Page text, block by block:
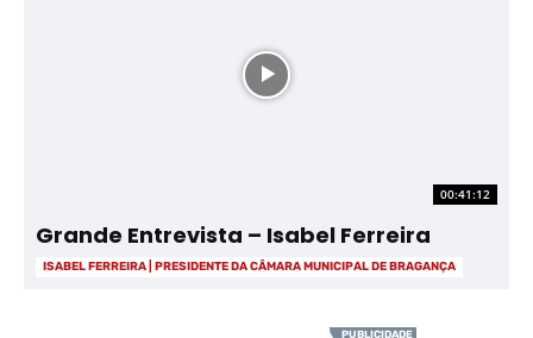
00:41:12
Grande Entrevista – Isabel Ferreira
ISABEL FERREIRA | PRESIDENTE DA CÂMARA MUNICIPAL DE BRAGANÇA